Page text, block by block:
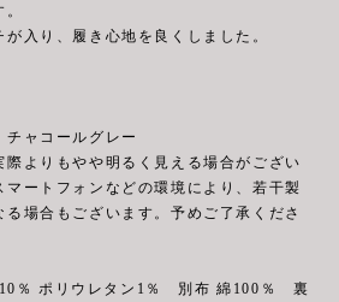
入り、履き心地を良くしました。
ャコールグレー
よりもやや明るく見える場合がござい
マートフォンなどの環境により、若干製
場合もございます。予めご了承くださ
％ ポリウレタン1％ 別布 綿100％ 裏